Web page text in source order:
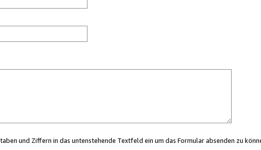
und Ziffern in das untenstehende Textfeld ein um das Formular absenden zu